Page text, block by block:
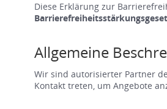
Diese Erklärung zur
Allgemeine
Wir sind autorisierter Partner
Kontakt treten, um Angebote